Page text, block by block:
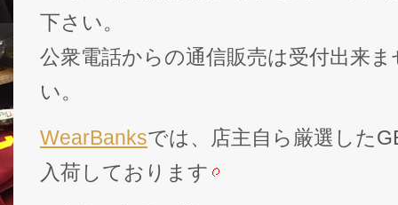
下さい。
公衆電話からの通信販売は受付出来
い。
WearBanksでは、店主自ら厳選した
入荷しております